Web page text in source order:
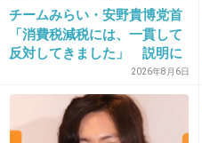
より上手でびっくりした
2019/01/13(日) 15:19:42
チームみらい・安野貴博党首
「消費税減税には、一貫して
反対してきました」 説明に
2026年8月6日